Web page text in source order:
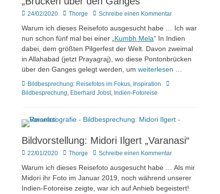
Veröffentlicht
24/02/2020 Author
Thorge Schreibe einen Kommentar
Warum ich dieses Reisefoto ausgesucht habe … Ich war
nun schon fünf mal bei einer „ Kumbh Mela“ In Indien
dabei, dem größten Pilgerfest der Welt. Davon zweimal
in Allahabad (jetzt Prayagraj), wo diese Pontonbrücken
über den Ganges gelegt werden, um weiterlesen …
Kategorien
Bildbesprechung: Reisefotos im Fokus, Inspiration
Tags
Bildbesprechung, Eberhard Jobst, Indien-Fotoreise
Bildvorstellung: Midori Ilgert „Varanasi“
Veröffentlicht
22/01/2020 Author
Thorge Schreibe einen Kommentar
Warum ich dieses Reisefoto ausgesucht habe … Als mir
Midori ihr Foto im Januar 2019, noch während unserer
Indien-Fotoreise zeigte, war ich auf Anhieb begeistert!